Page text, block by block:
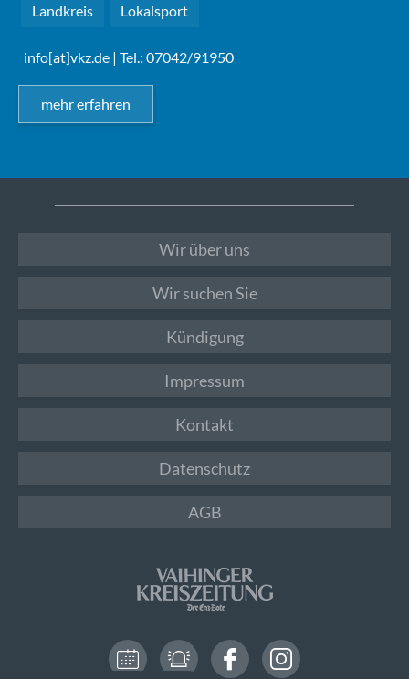
Landkreis Lokalsport
info[at]vkz.de | Tel.: 07042/91950
mehr erfahren
Wir über uns
Wir suchen Sie
Kündigung
Impressum
Kontakt
Datenschutz
AGB